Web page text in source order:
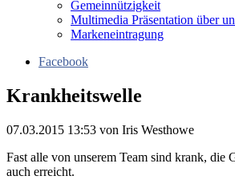
Gemeinnützigkeit
Multimedia Präsentation über
Markeneintragung
Facebook
Krankheitswelle
07.03.2015 13:53 von Iris Westhowe
Fast alle von unserem Team sind krank, die
auch erreicht.